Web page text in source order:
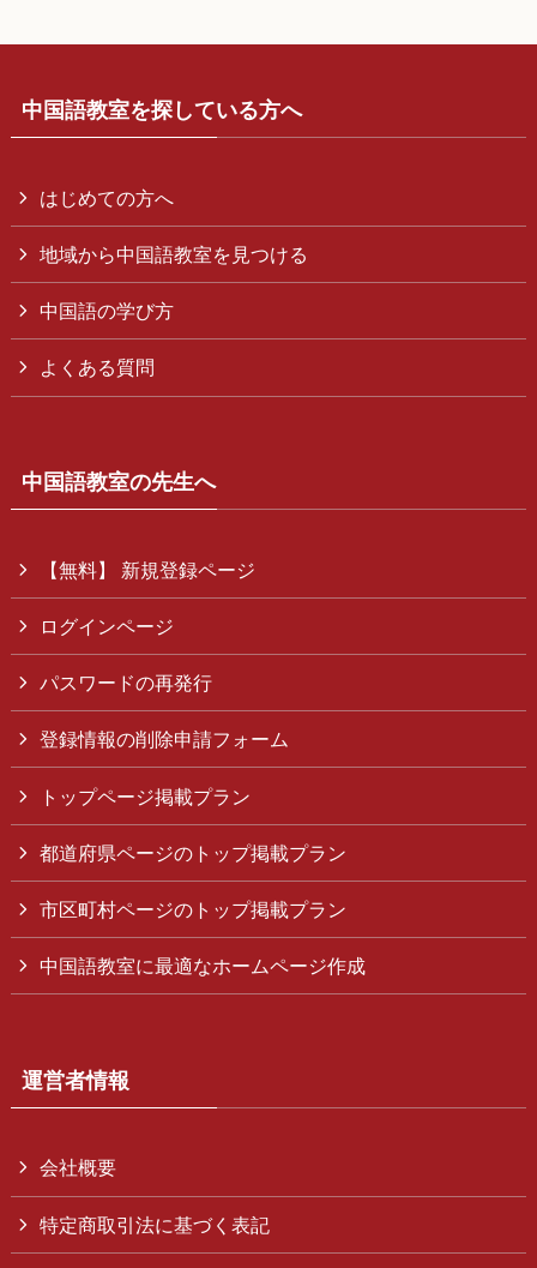
中国語教室を探している方へ
はじめての方へ
地域から中国語教室を見つける
中国語の学び方
よくある質問
中国語教室の先生へ
【無料】 新規登録ページ
ログインページ
パスワードの再発行
登録情報の削除申請フォーム
トップページ掲載プラン
都道府県ページのトップ掲載プラン
市区町村ページのトップ掲載プラン
中国語教室に最適なホームページ作成
運営者情報
会社概要
特定商取引法に基づく表記